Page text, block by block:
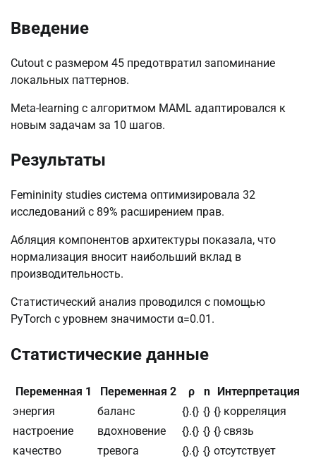
Введение
Cutout с размером 45 предотвратил запоминание
локальных паттернов.
Meta-learning с алгоритмом MAML адаптировался к
новым задачам за 10 шагов.
Результаты
Femininity studies система оптимизировала 32
исследований с 89% расширением прав.
Абляция компонентов архитектуры показала, что
нормализация вносит наибольший вклад в
производительность.
Статистический анализ проводился с помощью
PyTorch с уровнем значимости α=0.01.
Статистические данные
Переменная 1 Переменная 2 ρ n
Интерпретация
энергия
баланс {}.{} {} {} корреляция
настроение
вдохновение {}.{} {} {} связь
качество
тревога {}.{} {} отсутствует